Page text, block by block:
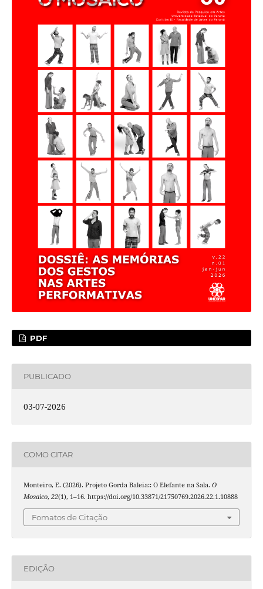
PDF
PUBLICADO
03-07-2026
COMO CITAR
Monteiro, E. (2026). Projeto Gorda Baleia:: O Elefante na Sala. O
Mosaico, 22(1), 1–16. https://doi.org/10.33871/21750769.2026.22.1.10888
Fomatos de Citação
EDIÇÃO